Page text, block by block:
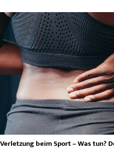
Verletzung beim Sport – Was tun?